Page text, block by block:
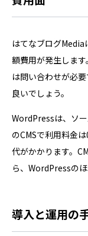
はてなブログMedia
額費用が発生しま
は問い合わせが必
良いでしょう。
WordPressは、ソ
のCMSで利用料金
代がかかります。
ら、WordPressのほ
導入と運用の